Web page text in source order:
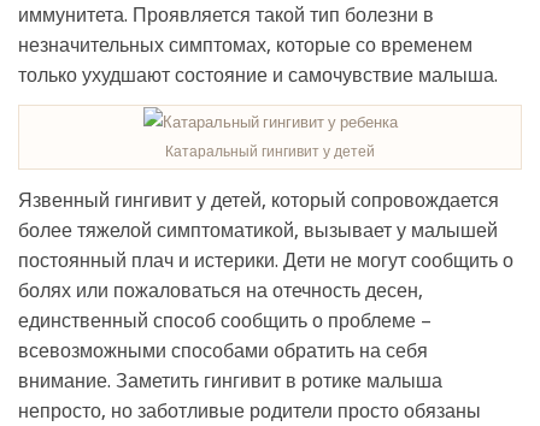
иммунитета. Проявляется такой тип болезни в
незначительных симптомах, которые со временем
только ухудшают состояние и самочувствие малыша.
Катаральный гингивит у детей
Язвенный гингивит у детей, который сопровождается
более тяжелой симптоматикой, вызывает у малышей
постоянный плач и истерики. Дети не могут сообщить о
болях или пожаловаться на отечность десен,
единственный способ сообщить о проблеме –
всевозможными способами обратить на себя
внимание. Заметить гингивит в ротике малыша
непросто, но заботливые родители просто обязаны